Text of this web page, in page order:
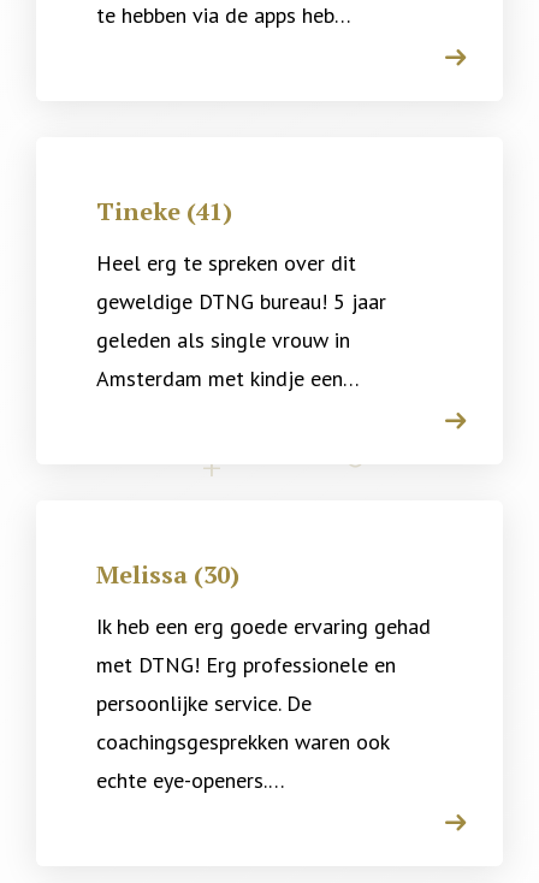
te hebben via de apps heb…
arrow
Tineke (41)
Heel erg te spreken over dit
geweldige DTNG bureau! 5 jaar
geleden als single vrouw in
Amsterdam met kindje een…
arrow
Melissa (30)
Ik heb een erg goede ervaring gehad
met DTNG! Erg professionele en
persoonlijke service. De
coachingsgesprekken waren ook
echte eye-openers.…
arrow